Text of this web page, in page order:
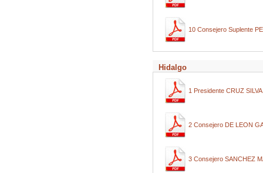
10 Consejero Suplente
Hidalgo
1 Presidente CRUZ
2 Consejero DE LEON
3 Consejero SANCHEZ